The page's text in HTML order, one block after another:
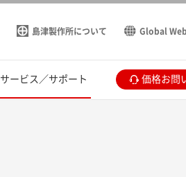
島津製作所について Global Web
サービス／サポート 価格お問